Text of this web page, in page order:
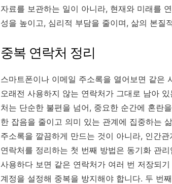
자료를 보관하는 일이 아니라, 현재와 미래를
성을 높이고, 심리적 부담을 줄이며, 삶의 본질
중복 연락처 정리
스마트폰이나 이메일 주소록을 열어보면 같은
오래전 사용하지 않는 연락처가 그대로 남아
처는 단순한 불편을 넘어, 중요한 순간에 혼란
한 잡음을 줄이고 의미 있는 관계에 집중하는
주소록을 깔끔하게 만드는 것이 아니라, 인간
연락처를 정리하는 첫 번째 방법은 동기화 관
사용하다 보면 같은 연락처가 여러 번 저장되
계정을 설정해 중복을 방지해야 합니다. 두 번